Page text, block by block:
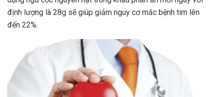
định lượng là 28g sẽ giúp giảm nguy cơ mắc bệnh tim lên
đến 22%.